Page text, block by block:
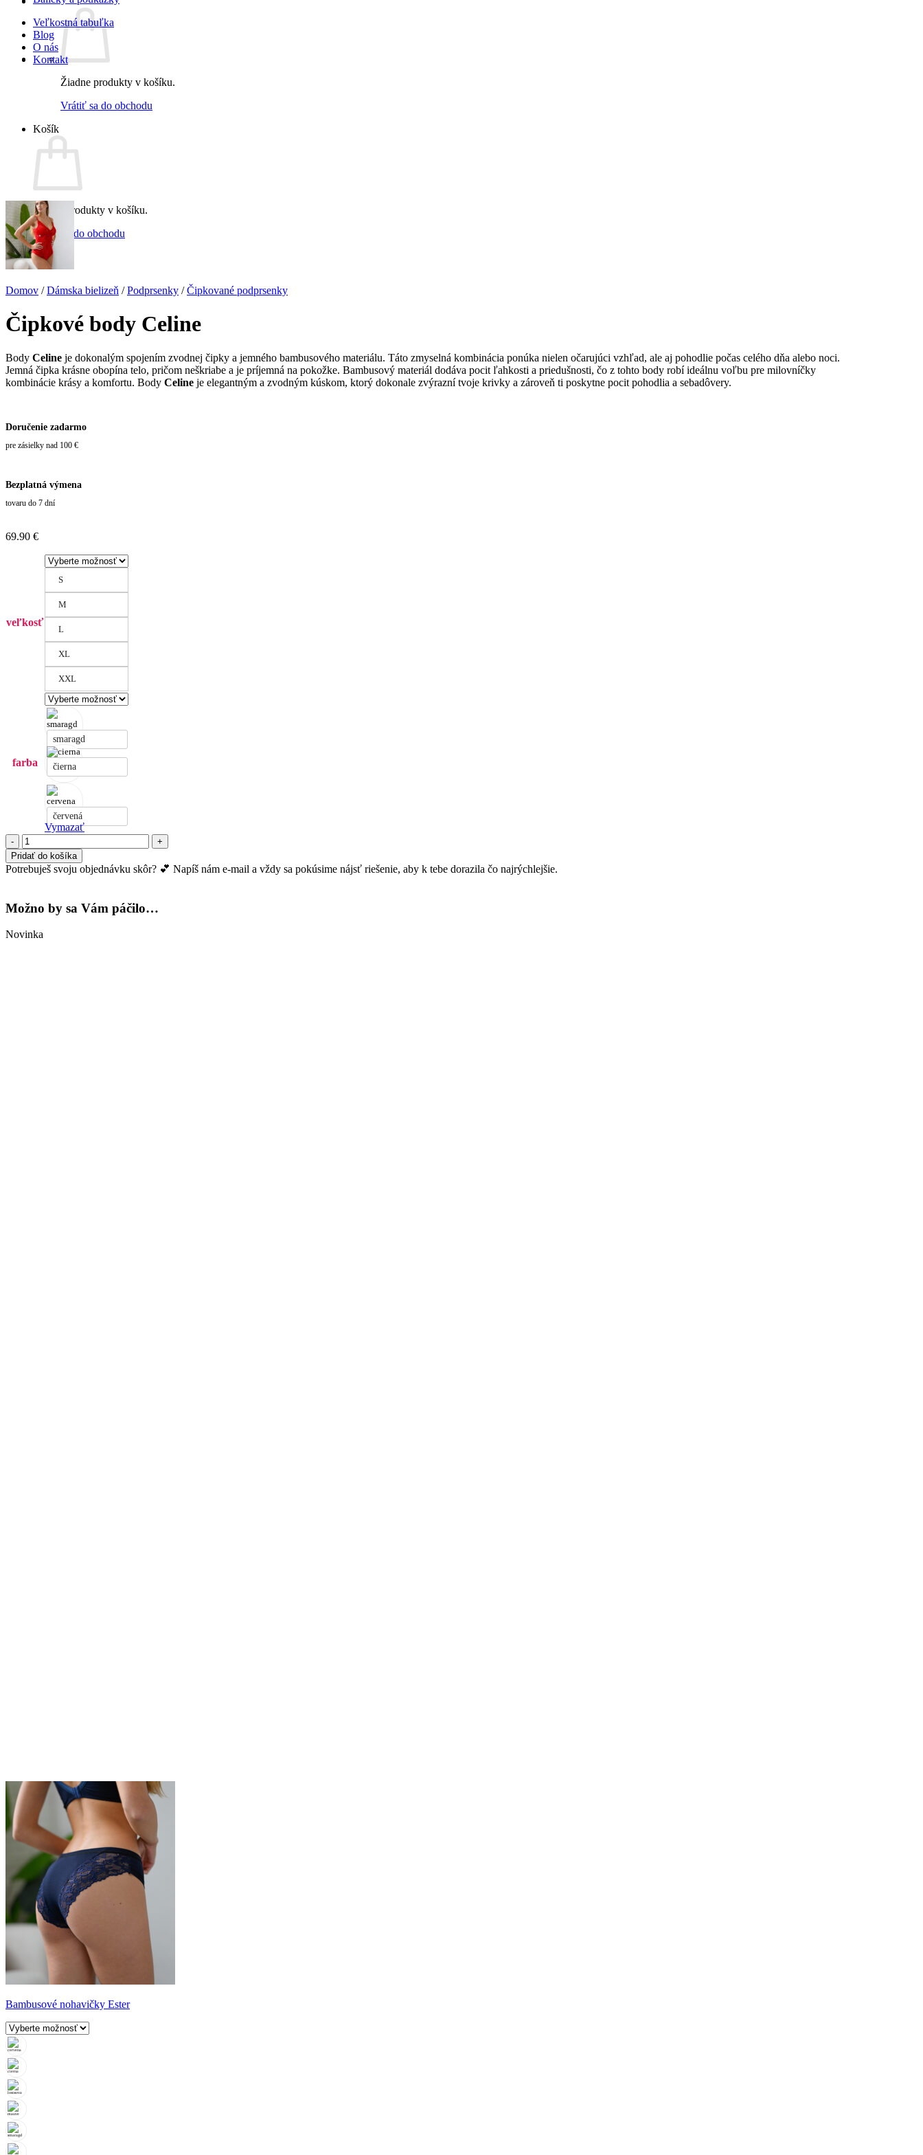
Žiadne produkty v košíku.
Vrátiť sa do obchodu
Košík
Žiadne produkty v košíku.
Vrátiť sa do obchodu
Veľkostná tabuľka
Blog
O nás
Kontakt
Domov / Dámska bielizeň / Podprsenky / Čipkované podprsenky
Čipkové body Celine
Body Celine je dokonalým spojením zvodnej čipky a jemného bambusového materiálu. Táto zmyselná kombinácia ponúka nielen očarujúci vzhľad, ale aj pohodlie počas celého dňa alebo noci.
Jemná čipka krásne obopína telo, pričom neškriabe a je príjemná na pokožke. Bambusový materiál dodáva pocit ľahkosti a priedušnosti, čo z tohto body robí ideálnu voľbu pre milovníčky
kombinácie krásy a komfortu. Body Celine je elegantným a zvodným kúskom, ktorý dokonale zvýrazní tvoje krivky a zároveň ti poskytne pocit pohodlia a sebadôvery.
Doručenie zadarmo
pre zásielky nad 100 €
Bezplatná výmena
tovaru do 7 dní
69.90 €
veľkosť
S
M
L
XL
XXL
farba
smaragd
čierna
červená
Vymazať
množstvo
Čipkové
body
Celine
Pridať do košíka
Potrebuješ svoju objednávku skôr? 💕 Napíš nám e-mail a vždy sa pokúsime nájsť riešenie, aby k tebe dorazila čo najrýchlejšie.
Možno by sa Vám páčilo…
Novinka
Bambusové nohavičky Ester